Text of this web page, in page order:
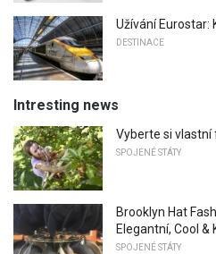
Užívání Eurostar:
DESTINACE
Intresting news
Vyberte si vlastní
SPOJENÉ STÁTY
Brooklyn Hat
Elegantní, Cool
SPOJENÉ STÁTY